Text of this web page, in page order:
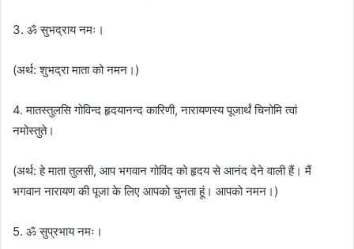
3. ॐ सुभद्राय नमः।
(अर्थ: शुभद्रा माता को नमन।)
4. मातस्तुलसि गोविन्द हृदयानन्द कारिणी, नारायणस्य पूजार्थं चिनोमि त्वां
नमोस्तुते।
(अर्थ: हे माता तुलसी, आप भगवान गोविंद को हृदय से आनंद देने वाली हैं। मैं
भगवान नारायण की पूजा के लिए आपको चुनता हूं। आपको नमन।)
5. ॐ सुप्रभाय नमः।